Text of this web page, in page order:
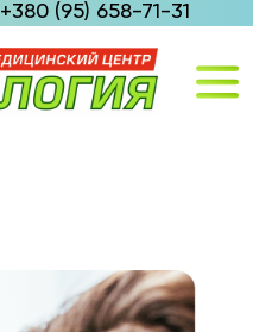
+380 (95) 658-71-31